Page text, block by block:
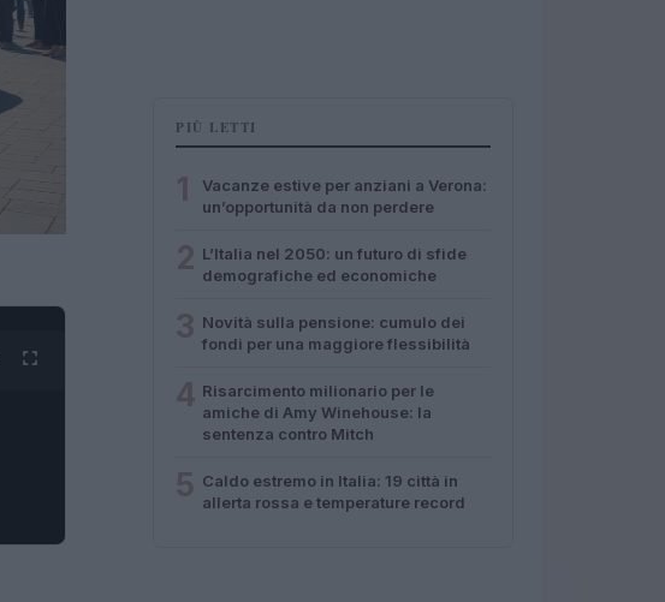
PIÙ LETTI
Vacanze estive per anziani a Verona:
un’opportunità da non perdere
L’Italia nel 2050: un futuro di sfide
demografiche ed economiche
Novità sulla pensione: cumulo dei
fondi per una maggiore flessibilità
Risarcimento milionario per le
amiche di Amy Winehouse: la
sentenza contro Mitch
Caldo estremo in Italia: 19 città in
allerta rossa e temperature record